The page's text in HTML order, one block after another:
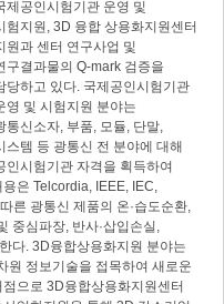
제공인시험기관 운영 및
험지원, 3D 융합 상용화지원센터
원과 센터 연구사업 및
구결과물의 Q-mark 검증을
당하고 있다. 국제공인시험기관
영 및 시험지원 분야는
통신소자, 부품, 모듈, 단말,
스템 등 광통신 전 분야에 대해
시험기관 자격을 획득하여
은 Telcordia, IEEE, IEC,
른 광통신 제품의 온·습도순환,
중심파장, 반사·삽입손실,
다. 3D융합상용화지원 분야는
원 정보기술을 접목하여 새로운
으로 3D융합상용화지원센터